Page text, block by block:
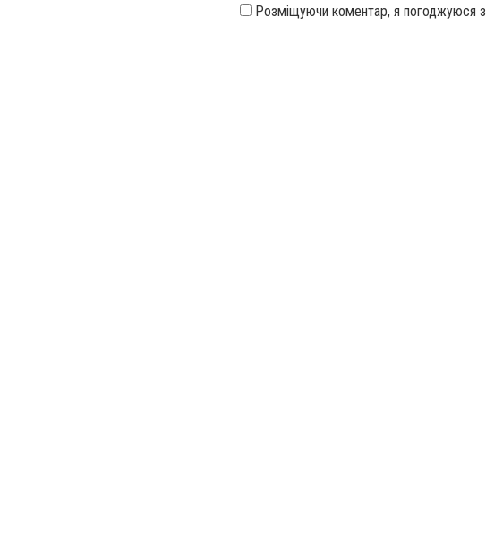
Розміщуючи коментар, я погоджуюся з